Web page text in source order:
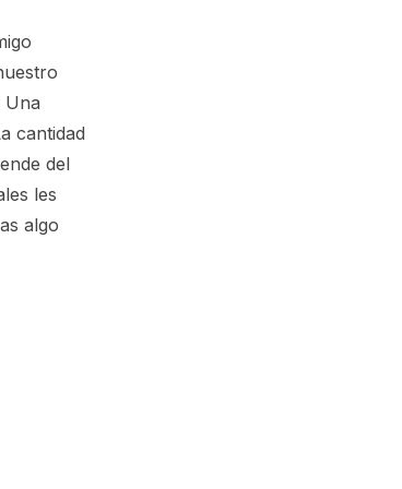
Una
cantidad
del
les
algo